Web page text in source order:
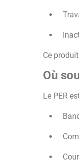
Ce
Où
Le PER